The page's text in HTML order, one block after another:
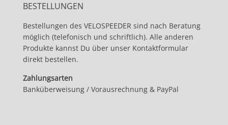
BESTELLUNGEN
Bestellungen des VELOSPEEDER sind nach Beratung
möglich (telefonisch und schriftlich). Alle anderen
Produkte kannst Du über unser Kontaktformular
direkt bestellen.
Zahlungsarten
Banküberweisung / Vorausrechnung & PayPal